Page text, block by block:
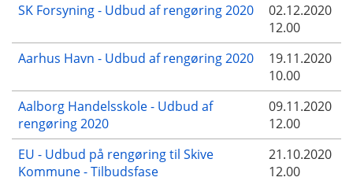
SK Forsyning - Udbud af rengøring 2020
02.12.2020
12.00
Aarhus Havn - Udbud af rengøring 2020
19.11.2020
10.00
Aalborg Handelsskole - Udbud af
rengøring 2020
09.11.2020
12.00
EU - Udbud på rengøring til Skive
Kommune - Tilbudsfase
21.10.2020
12.00